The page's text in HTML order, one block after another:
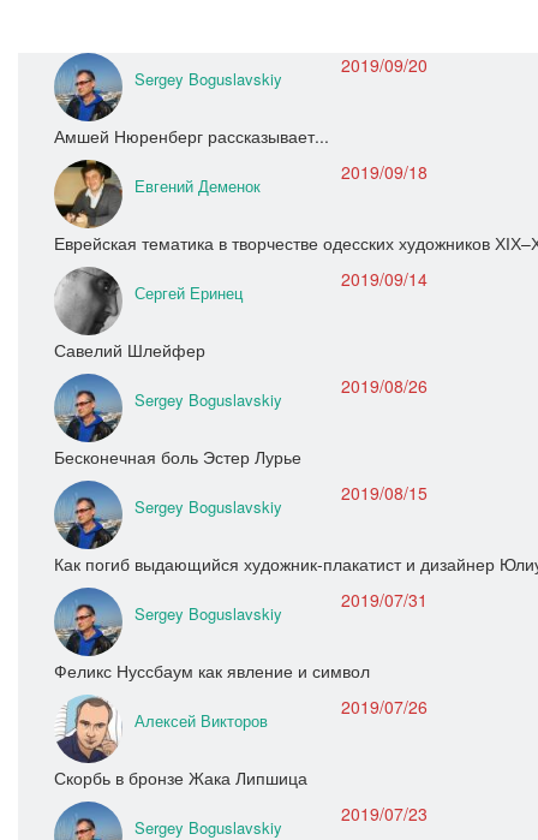
Sergey Boguslavskiy
2019/09/20
Амшей Нюренберг рассказывает...
Евгений Деменок
2019/09/18
Еврейская тематика в творчестве одесских художников
Сергей Еринец
2019/09/14
Савелий Шлейфер
Sergey Boguslavskiy
2019/08/26
Бесконечная боль Эстер Лурье
Sergey Boguslavskiy
2019/08/15
Как погиб выдающийся художник-плакатист и дизайнер
Sergey Boguslavskiy
2019/07/31
Феликс Нуссбаум как явление и символ
Алексей Викторов
2019/07/26
Скорбь в бронзе Жака Липшица
Sergey Boguslavskiy
2019/07/23